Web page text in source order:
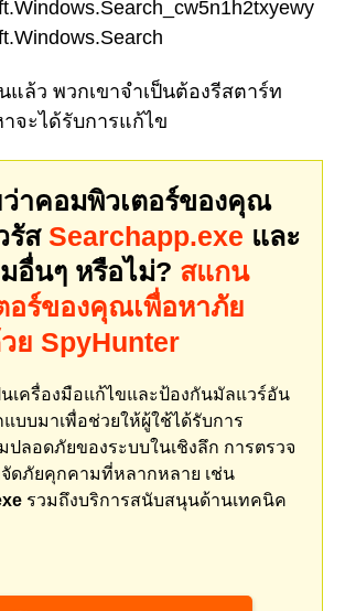
แล้ว พวกเขาจำเป็นต้องรีสตาร์ท
จะได้รับการแก้ไข
าคอมพิวเตอร์ของคุณ
รัส Searchapp.exe และ
อื่นๆ หรือไม่? สแกน
อร์ของคุณเพื่อหาภัย
ย SpyHunter
นเครื่องมือแก้ไขและป้องกันมัลแวร์อัน
บบมาเพื่อช่วยให้ผู้ใช้ได้รับการ
ปลอดภัยของระบบในเชิงลึก การตรวจ
ดภัยคุกคามที่หลากหลาย เช่น
รวมถึงบริการสนับสนุนด้านเทคนิค